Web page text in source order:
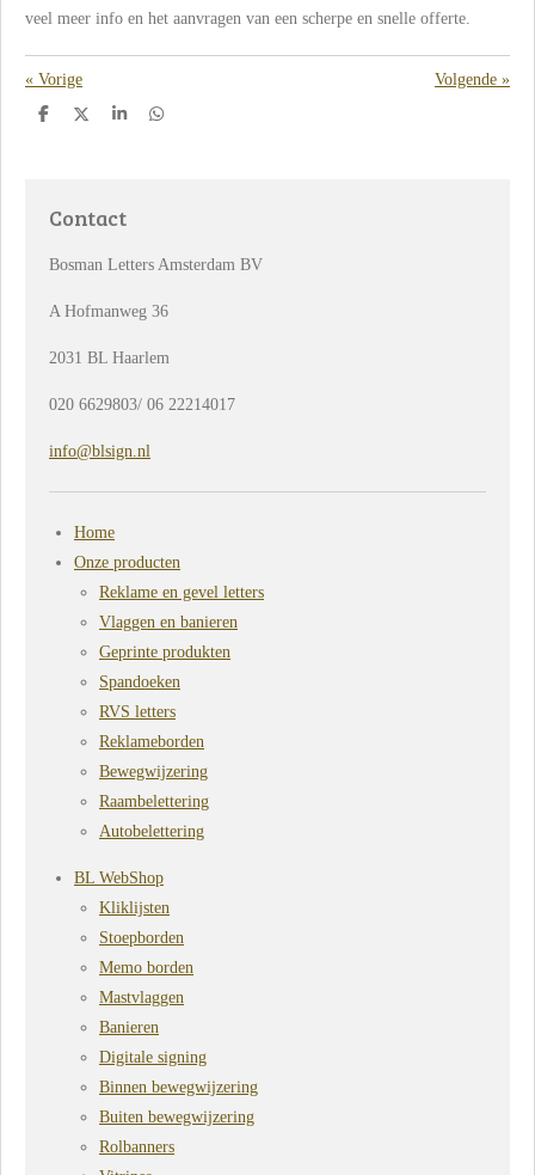
veel meer info en het aanvragen van een scherpe en snelle offerte.
« Vorige Volgende »
D
D
S
D
Contact
Bosman Letters Amsterdam BV
A Hofmanweg 36
2031 BL Haarlem
020 6629803/ 06 22214017
info@blsign.nl
Home
Onze producten
Reklame en gevel letters
Vlaggen en banieren
Geprinte produkten
Spandoeken
RVS letters
Reklameborden
Bewegwijzering
Raambelettering
Autobelettering
BL WebShop
Kliklijsten
Stoepborden
Memo borden
Mastvlaggen
Banieren
Digitale signing
Binnen bewegwijzering
Buiten bewegwijzering
Rolbanners